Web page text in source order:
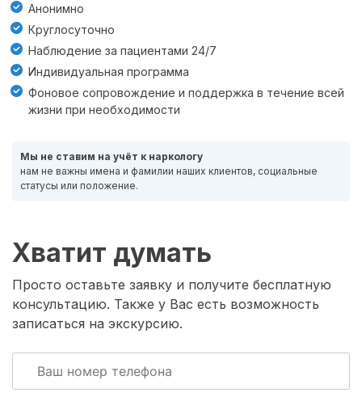
Анонимно
Круглосуточно
Наблюдение за пациентами 24/7
Индивидуальная программа
Фоновое сопровождение и поддержка в течение всей
жизни при необходимости
Мы не ставим на учёт к наркологу
нам не важны имена и фамилии наших клиентов, социальные
статусы или положение.
Хватит думать
Просто оставьте заявку и получите бесплатную
консультацию. Также у Вас есть возможность
записаться на экскурсию.